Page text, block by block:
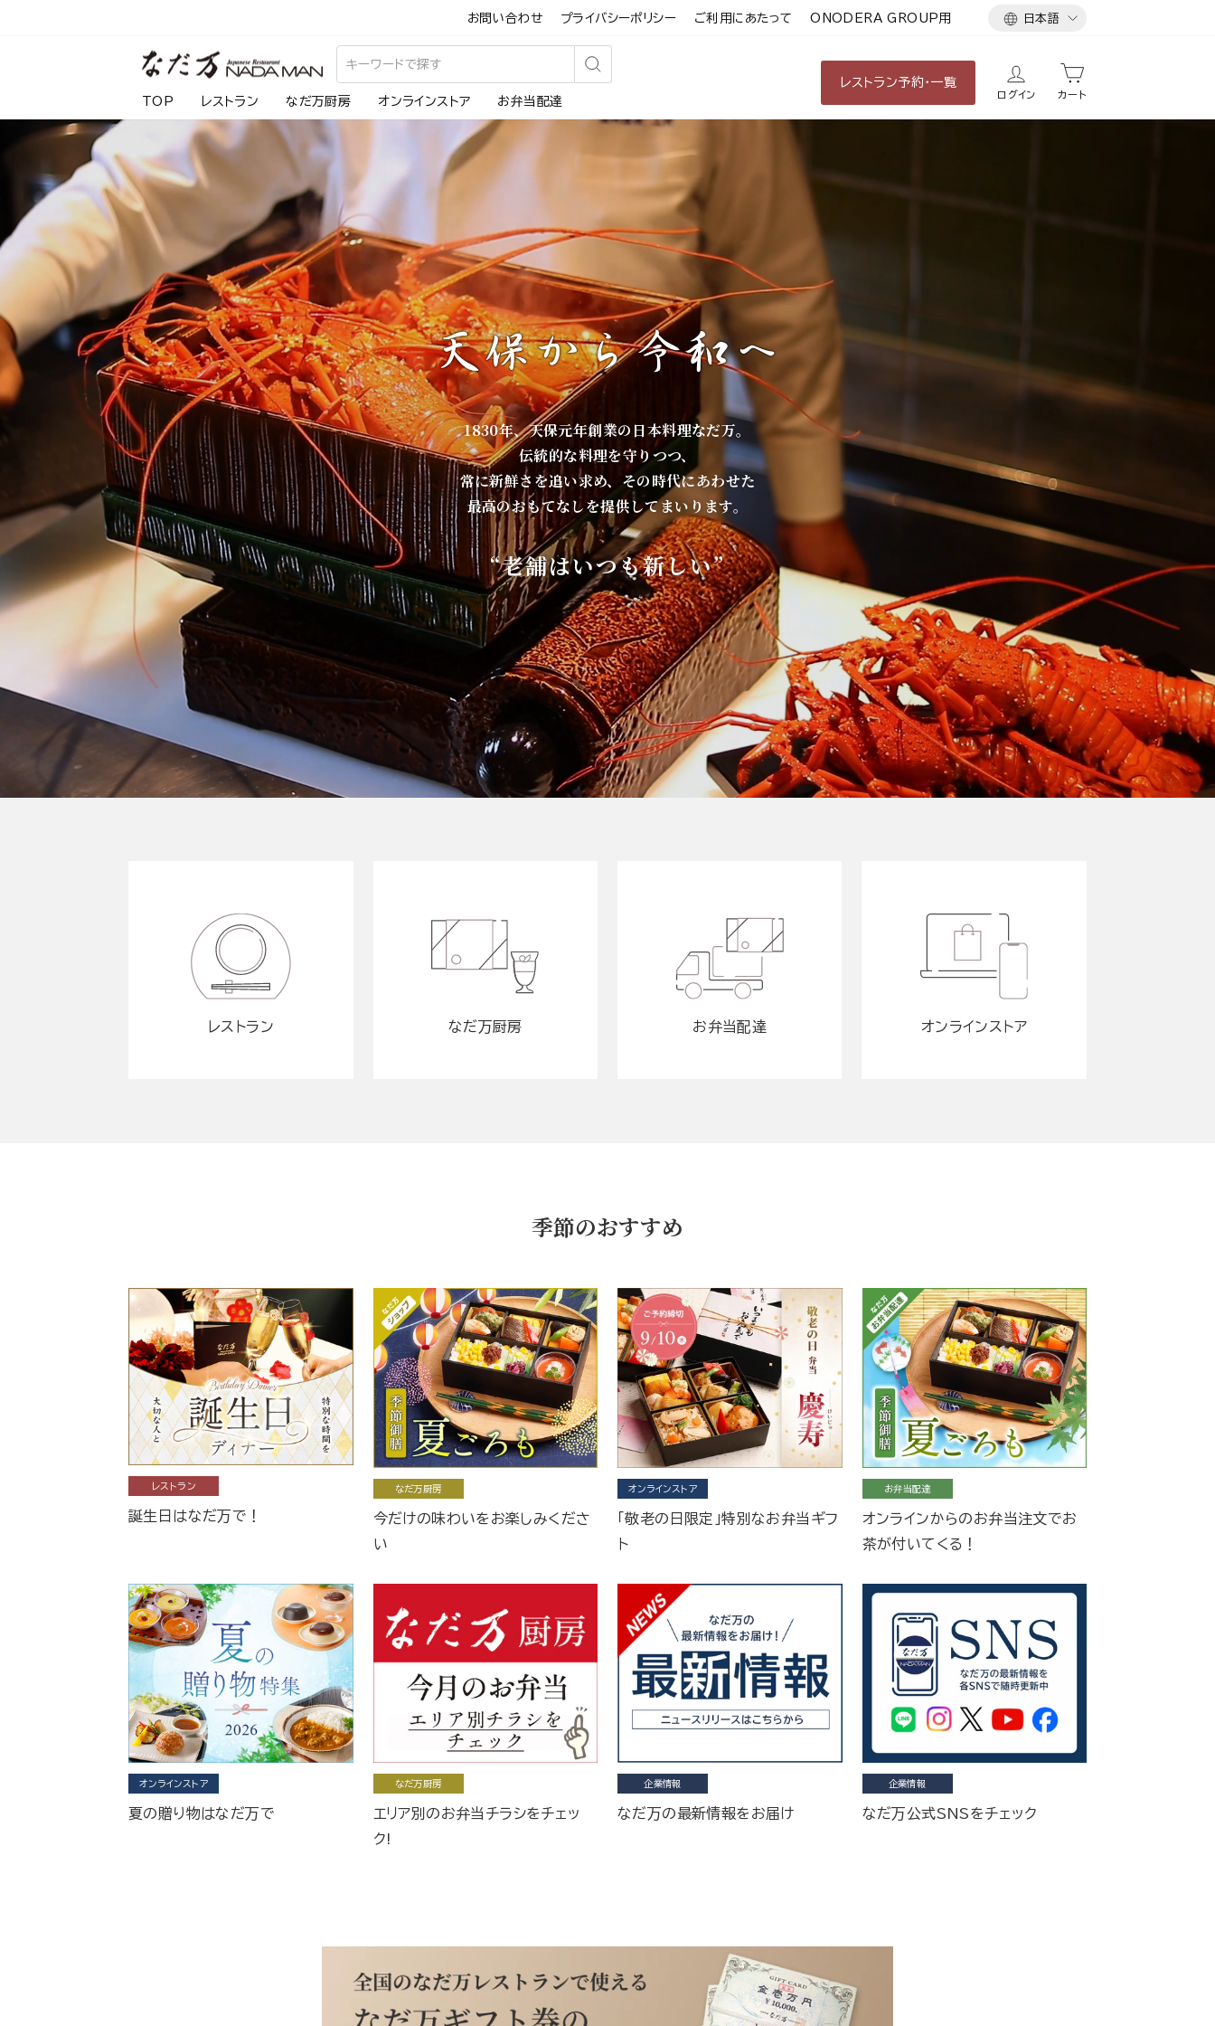
ン
ツ
移
動
す
る
お問い合わせ プライバシーポリシー ご利用にあたって ONODERA GROUP用
言
日本語
な
だ
万
検
す
TOP レストラン なだ万厨房 オンラインストア お弁当配達
レストラン予約・一覧
ログイン カート
1830年、天保元年創業の日本料理なだ万。
伝統的な料理を守りつつ、
常に新鮮さを追い求め、その時代にあわせた
最高のおもてなしを提供してまいります。
“老舗はいつも新しい”
レストラン なだ万厨房 お弁当配達 オンラインストア
季節のおすすめ
レストラン
誕生日はなだ万で！
なだ万厨房
今だけの味わいをお楽しみくださ
い
オンラインストア
「敬老の日限定」特別なお弁当ギフ
ト
お弁当配達
オンラインからのお弁当注文でお
茶が付いてくる！
オンラインストア
夏の贈り物はなだ万で
なだ万厨房
エリア別のお弁当チラシをチェッ
ク!
企業情報
なだ万の最新情報をお届け
企業情報
なだ万公式SNSをチェック